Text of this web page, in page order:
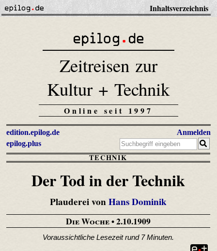
Inhaltsverzeichnis
Zeitreisen zur
Kultur + Technik
Online seit 1997
edition.epilog.de
epilog.plus
Anmelden
TECHNIK
Der Tod in der Technik
Plauderei vonHans Dominik
Die Woche• 2.10.1909
Voraussichtliche Lesezeit rund 7 Minuten.